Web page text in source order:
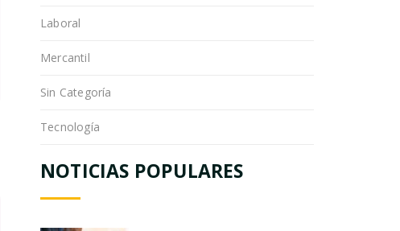
Laboral
Mercantil
Sin Categoría
Tecnología
NOTICIAS POPULARES